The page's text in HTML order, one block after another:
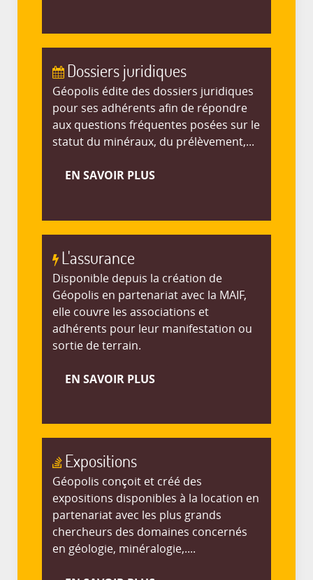
Dossiers juridiques
Géopolis édite des dossiers juridiques
pour ses adhérents afin de répondre
aux questions fréquentes posées sur le
statut du minéraux, du prélèvement,...
EN SAVOIR PLUS
L'assurance
Disponible depuis la création de
Géopolis en partenariat avec la MAIF,
elle couvre les associations et
adhérents pour leur manifestation ou
sortie de terrain.
EN SAVOIR PLUS
Expositions
Géopolis conçoit et créé des
expositions disponibles à la location en
partenariat avec les plus grands
chercheurs des domaines concernés
en géologie, minéralogie,....